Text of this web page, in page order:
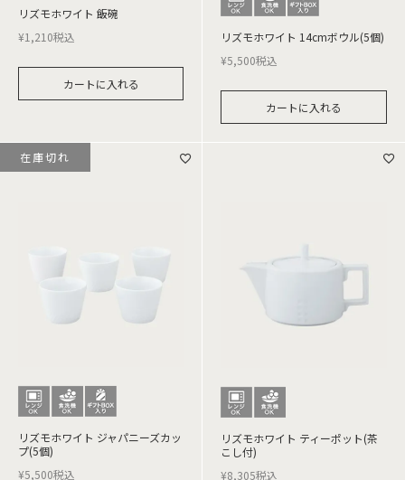
リズモホワイト 飯碗
¥1,210税込
カートに入れる
リズモホワイト 14cmボウル(5個)
¥5,500税込
カートに入れる
リズモホワイト ジャパニーズカッ
プ(5個)
¥5,500税込
在庫切れ
リズモホワイト ティーポット(茶
こし付)
¥8,305税込